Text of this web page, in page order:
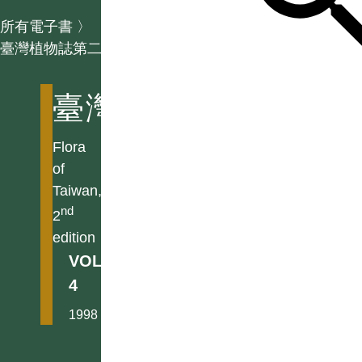
所有電子書 〉
臺灣植物誌第二版
臺灣植物誌第二版
Flora
of
Taiwan,
2nd
edition
VOL.
4
1998